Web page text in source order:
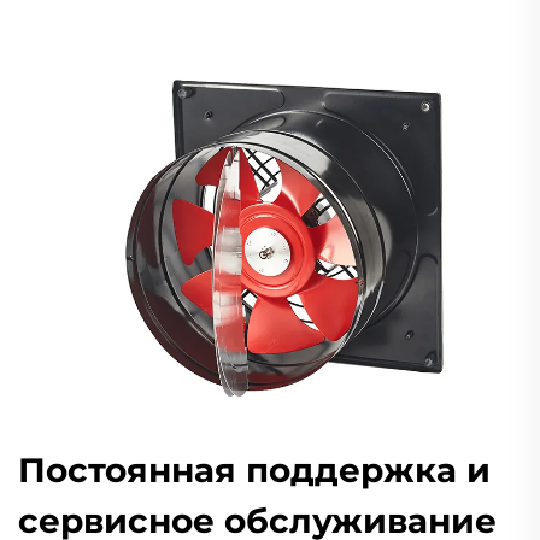
Постоянная поддержка и
сервисное обслуживание